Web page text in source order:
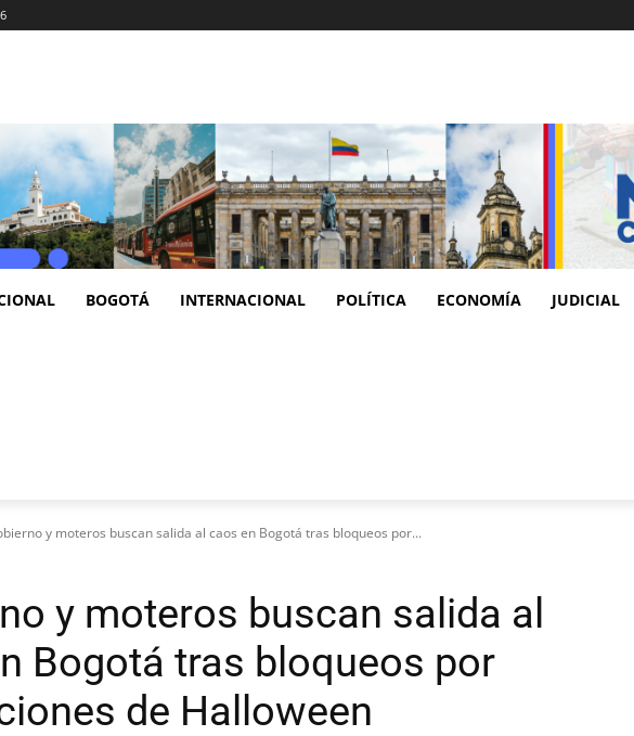
BOGOTÁ INTERNACIONAL POLÍTICA ECONOMÍA JUDICIAL
y moteros buscan salida al caos en Bogotá tras bloqueos por...
y moteros buscan salida al
Bogotá tras bloqueos por
de Halloween